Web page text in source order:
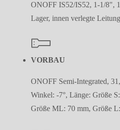
ONOFF IS52/IS52, 1-1/8",
Lager, innen verlegte
VORBAU
ONOFF Semi-Integrated,
Winkel: -7°, Länge: Größe
Größe ML: 70 mm, Größe